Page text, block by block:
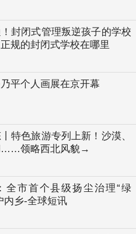
封闭式管理叛逆孩子的学校
规的封闭式学校在哪里
平个人画展在京开幕
特色旅游专列上新！沙漠、
……领略西北风貌→
全市首个县级扬尘治理“绿
内乡-全球短讯